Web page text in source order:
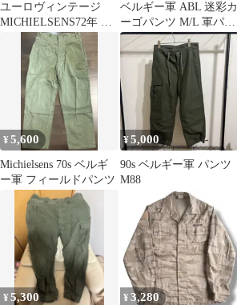
ユーロヴィンテージ
MICHIELSENS72年 ベ
ルギー軍 M-64パンツ
ベルギー軍 ABL 迷彩カ
ーゴパンツ M/L 軍パン
実物
¥5,600
Michielsens 70s ベルギ
ー軍 フィールドパンツ
¥5,000
90s ベルギー軍 パンツ
M88
¥5,300 ¥ 3,280